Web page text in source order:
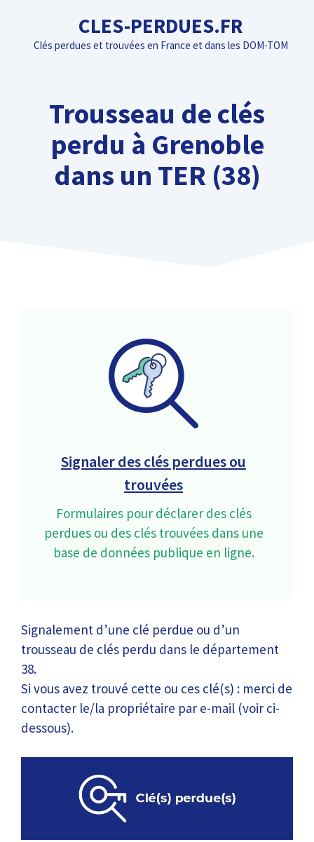
contenu
CLES-PERDUES.FR
Clés perdues et trouvées en France et dans les DOM-TOM
Trousseau de clés
perdu à Grenoble
dans un TER (38)
Signaler des clés perdues ou
trouvées
Formulaires pour déclarer des clés
perdues ou des clés trouvées dans une
base de données publique en ligne.
Signalement d’une clé perdue ou d’un
trousseau de clés perdu dans le département
38.
Si vous avez trouvé cette ou ces clé(s) : merci de
contacter le/la propriétaire par e-mail (voir ci-
dessous).